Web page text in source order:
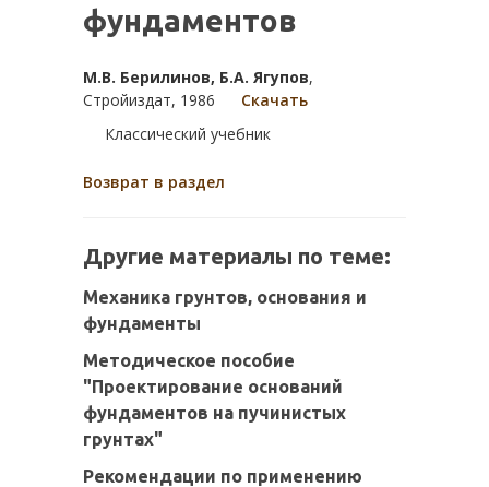
фундаментов
М.В. Берилинов, Б.А. Ягупов,
Стройиздат, 1986
Скачать
Классический учебник
Возврат в раздел
Другие материалы по теме:
Механика грунтов, основания и
фундаменты
Методическое пособие
"Проектирование оснований
фундаментов на пучинистых
грунтах"
Рекомендации по применению